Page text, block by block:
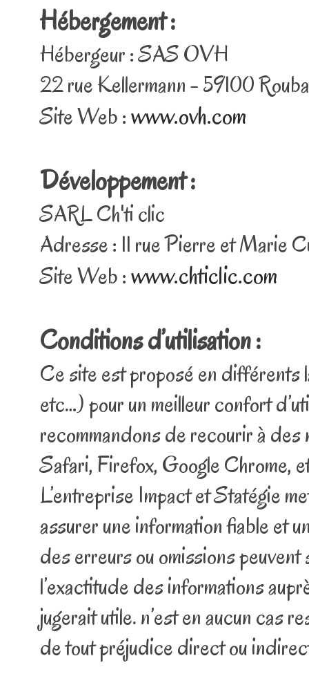
Hébergement :
Hébergeur : SAS OVH
22 rue Kellermann - 59100
Site Web :www.ovh.com
Développement :
SARL Ch'ti clic
Adresse : 11 rue Pierre et Marie
Site Web :www.chticlic.com
Conditions d’utilisation :
Ce site est proposé en
etc…) pour un meilleur confort
recommandons de recourir à
Safari, Firefox, Google Chrome,
L’entreprise Impact et Statégie
assurer une information fiable et
des erreurs ou omissions
l’exactitude des informations
jugerait utile. n’est en aucun cas
de tout préjudice direct ou